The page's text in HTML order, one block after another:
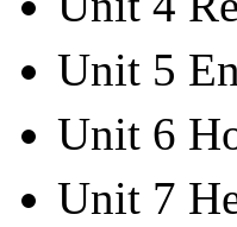
Unit 5
Unit 6
Unit 7